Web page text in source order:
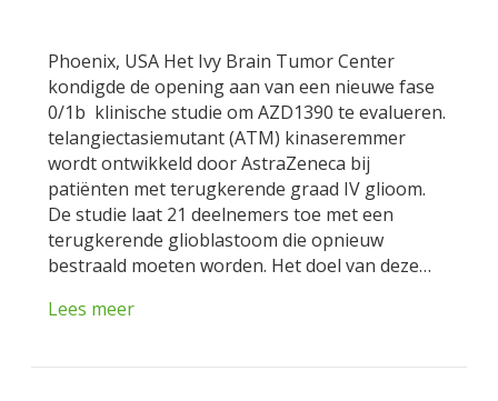
Phoenix, USA Het Ivy Brain Tumor Center
kondigde de opening aan van een nieuwe fase
0/1b klinische studie om AZD1390 te evalueren.
telangiectasiemutant (ATM) kinaseremmer
wordt ontwikkeld door AstraZeneca bij
patiënten met terugkerende graad IV glioom.
De studie laat 21 deelnemers toe met een
terugkerende glioblastoom die opnieuw
bestraald moeten worden. Het doel van deze…
Lees meer